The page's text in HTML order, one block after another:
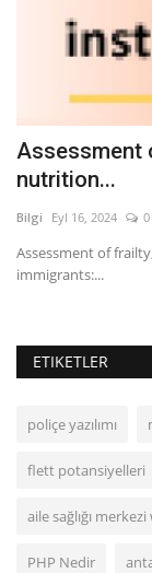
Assessment
nutrition...
Bilgi Eyl 16, 2024 0
Assessment of
immigrants:...
ETIKETLER
poliçe yazılımı
flett potansiyelleri
aile sağlığı
PHP Nedir